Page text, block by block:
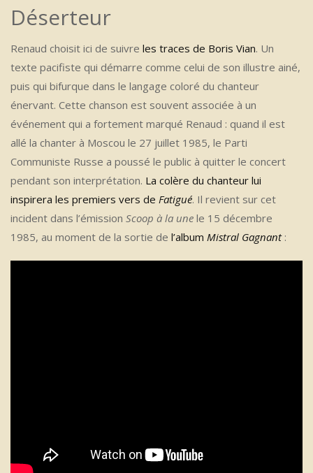
Déserteur
Renaud choisit ici de suivre les traces de Boris Vian. Un
texte pacifiste qui démarre comme celui de son illustre ainé,
puis qui bifurque dans le langage coloré du chanteur
énervant. Cette chanson est souvent associée à un
événement qui a fortement marqué Renaud : quand il est
allé la chanter à Moscou le 27 juillet 1985, le Parti
Communiste Russe a poussé le public à quitter le concert
pendant son interprétation. La colère du chanteur lui
inspirera les premiers vers de Fatigué. Il revient sur cet
incident dans l’émission Scoop à la une le 15 décembre
1985, au moment de la sortie de l’album Mistral Gagnant: